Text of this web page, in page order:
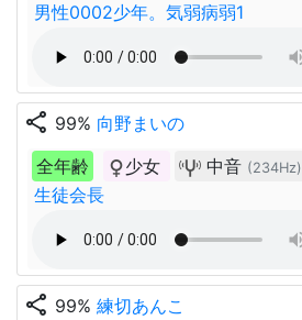
男性0002少年。気弱病弱1
share 99% 向野まいの
全年齢
少女 中音 (234Hz)
生徒会長
share 99% 練切あんこ